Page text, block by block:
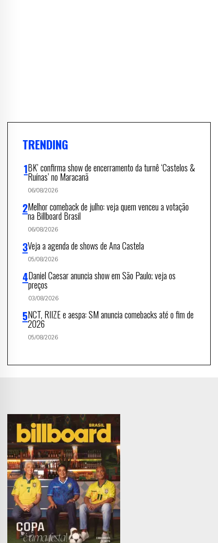
TRENDING
BK’ confirma show de encerramento da turnê ‘Castelos &
Ruínas’ no Maracanã
06/08/2026
Melhor comeback de julho: veja quem venceu a votação
na Billboard Brasil
06/08/2026
Veja a agenda de shows de Ana Castela
05/08/2026
Daniel Caesar anuncia show em São Paulo; veja os
preços
03/08/2026
NCT, RIIZE e aespa: SM anuncia comebacks até o fim de
2026
05/08/2026